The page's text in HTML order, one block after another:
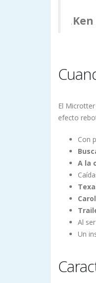
.
El
efecto
Con
A la
Al
Un